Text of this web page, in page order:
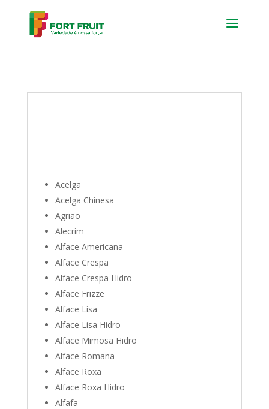
Acelga
Acelga Chinesa
Agrião
Alecrim
Alface Americana
Alface Crespa
Alface Crespa Hidro
Alface Frizze
Alface Lisa
Alface Lisa Hidro
Alface Mimosa Hidro
Alface Romana
Alface Roxa
Alface Roxa Hidro
Alfafa